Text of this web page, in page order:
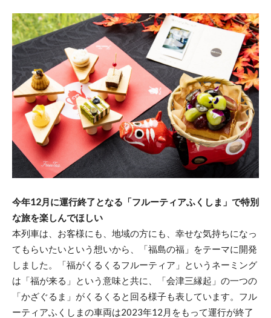
今年12月に運行終了となる「フルーティアふくしま」で特別
な旅を楽しんでほしい
本列車は、お客様にも、地域の方にも、幸せな気持ちになっ
てもらいたいという想いから、「福島の福」をテーマに開発
しました。「福がくるくるフルーティア」というネーミング
は「福が来る」という意味と共に、「会津三縁起」の一つの
「かざぐるま」がくるくると回る様子も表しています。フル
ーティアふくしまの車両は2023年12月をもって運行が終了